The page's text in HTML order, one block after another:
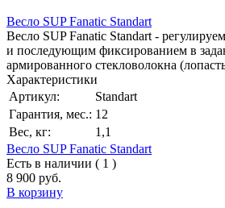
Весло SUP Fanatic Standart
Весло SUP Fanatic Standart -
и последующим фиксированием в
армированного стекловолокна
Характеристики
Артикул:
Standart
Гарантия, мес.: 12
Вес, кг:
1,1
Весло SUP Fanatic Standart
Есть в наличии ( 1 )
8 900 руб.
В корзину